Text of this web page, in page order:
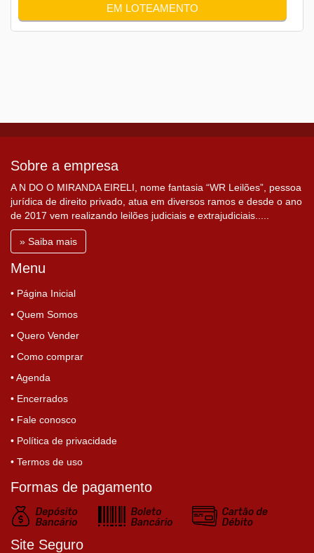
EM LOTEAMENTO
Sobre a empresa
A N DO O MIRANDA EIRELI, nome fantasia “WR Leilões”, pessoa
jurídica de direito privado, atua em diversos ramos e desde o ano
de 2017 vem realizando leilões judiciais e extrajudiciais.....
» Saiba mais
Menu
• Página Inicial
• Quem Somos
• Quero Vender
• Como comprar
• Agenda
• Encerrados
• Fale conosco
• Política de privacidade
• Termos de uso
Formas de pagamento
Site Seguro